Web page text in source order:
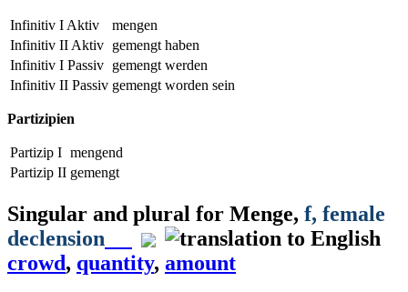
Infinitiv I Aktiv
mengen
Infinitiv II Aktiv gemengt haben
Infinitiv I Passiv gemengt werden
Infinitiv II Passiv gemengt worden sein
Partizipien
Partizip I mengend
Partizip II gemengt
Singular and plural for Menge, f, female
declension
crowd, quantity, amount